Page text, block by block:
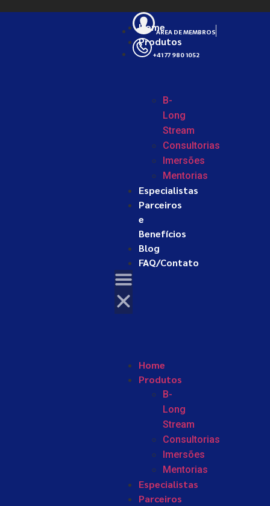
Home
Produtos
B-
Long
Stream
Consultorias
Imersões
Mentorias
Especialistas
Parceiros
e
Benefícios
Blog
FAQ/Contato
Home
Produtos
B-
Long
Stream
Consultorias
Imersões
Mentorias
Especialistas
Parceiros
ÁREA DE MEMBROS
+41 77 980 1052